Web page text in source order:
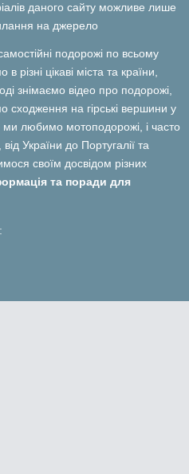
даного сайту можливе лише
на джерело
подорожі по всьому
різні цікаві міста та країни,
знімаємо відео про подорожі,
сходження на гірські вершини у
ми любимо мотоподорожі, і часто
України до Португалії та
своїм досвідом різних
та поради для